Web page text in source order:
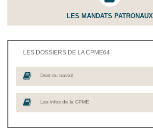
LES MANDATS PATRONAUX
LES DOSSIERS DE LA CPME64
Droit du travail
Les infos de la CPME